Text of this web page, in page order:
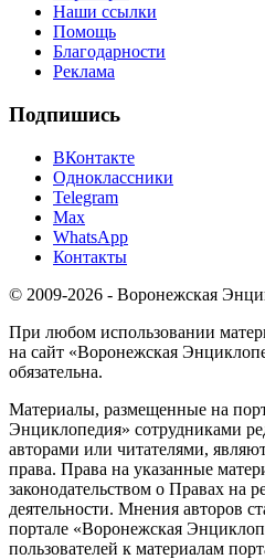
Наши ссылки
Помощь
Благодарности
Реклама
Подпишись
ВКонтакте
Одноклассники
Telegram
Max
WhatsApp
Контакты
© 2009-2026 - Воронежская
При любом использовании
на сайт «Воронежская
обязательна.
Материалы, размещенные на
Энциклопедия» сотрудниками
авторами или читателями,
права. Права на указанные
законодательством о Правах на
деятельности. Мнения авторов
портале «Воронежская
пользователей к материалам